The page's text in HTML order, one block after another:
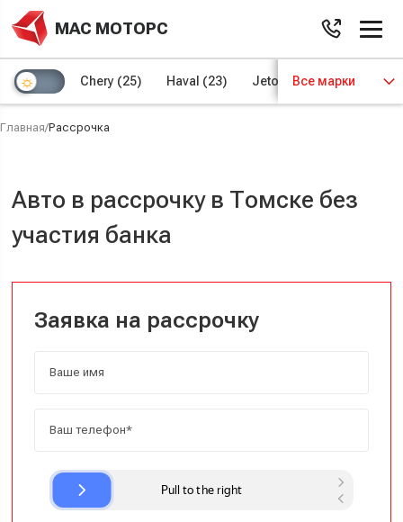
МАС МОТОРС
Chery (25) Haval (23) Jetour (8) Kaiyi (4)
Все марки
Главная/Рассрочка
Авто в рассрочку в Томске без
участия банка
Заявка на рассрочку